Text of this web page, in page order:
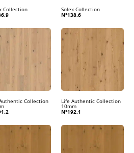
Collection Solex Collection
N°138.6
Collection Life Authentic Collection
10mm
N°192.1